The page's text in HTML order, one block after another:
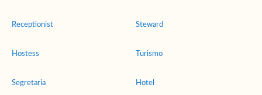
Receptionist
Hostess
Segretaria
Steward
Turismo
Hotel